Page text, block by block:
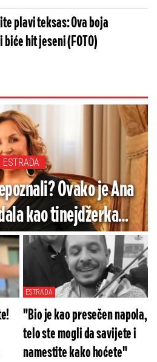
plavi teksas: Ova boja
hit jeseni (FOTO)
ESTRADA
Ovako je Ana
kao tinejdžerka
(FOTO)
ESTRADA
"Bio je kao presečen napola,
telo ste mogli da savijete i
namestite kako hoćete"